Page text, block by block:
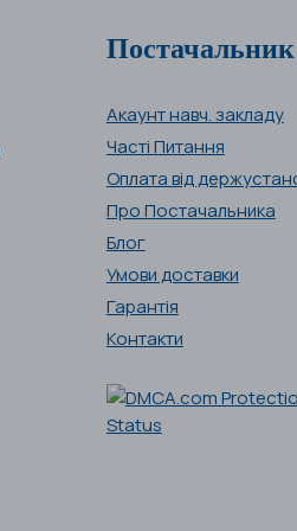
Постачальник
Акаунт навч. закладу
Часті Питання
Оплата від
Про Постачальника
Блог
Умови доставки
Гарантія
Контакти